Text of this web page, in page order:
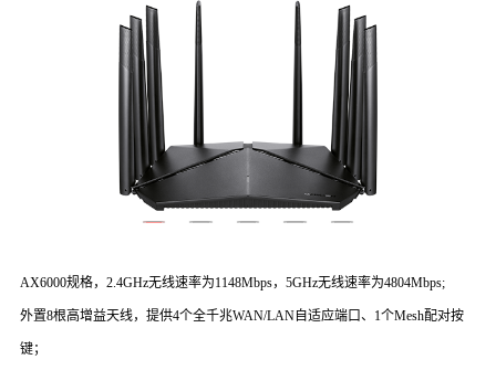
AX6000规格，2.4GHz无线速率为1148Mbps，5GHz无线速率为4804Mbps;
外置8根高增益天线，提供4个全千兆WAN/LAN自适应端口、1个Mesh配对按
键；